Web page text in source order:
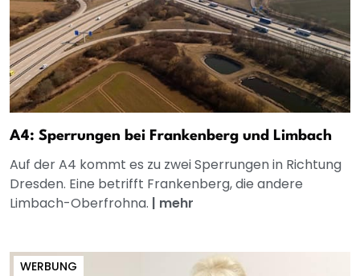
A4: Sperrungen bei Frankenberg und Limbach
Auf der A4 kommt es zu zwei Sperrungen in Richtung
Dresden. Eine betrifft Frankenberg, die andere
Limbach-Oberfrohna. | mehr
WERBUNG